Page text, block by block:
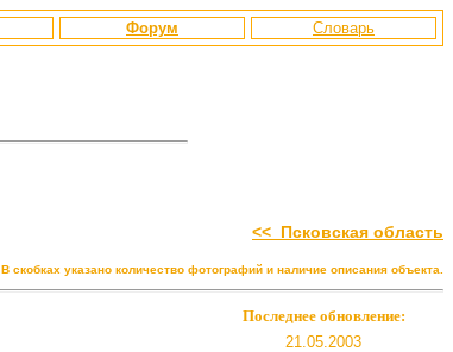
Форум Словарь
<< Псковская область
В скобках указано количество фотографий и наличие описания объекта.
Последнее обновление:
21.05.2003